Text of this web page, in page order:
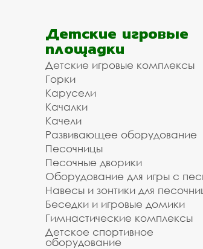
Детские игровые
площадки
Детские игровые комплексы
Горки
Карусели
Качалки
Качели
Развивающее оборудование
Песочницы
Песочные дворики
Оборудование для игры с
Навесы и зонтики для
Беседки и игровые домики
Гимнастические комплексы
Детское спортивное
оборудование